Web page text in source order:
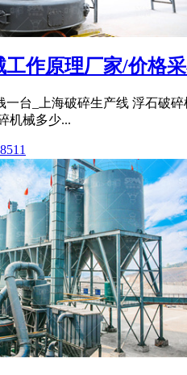
作原理厂家/价格
一台_上海破碎生产线 浮石破
机械多少...